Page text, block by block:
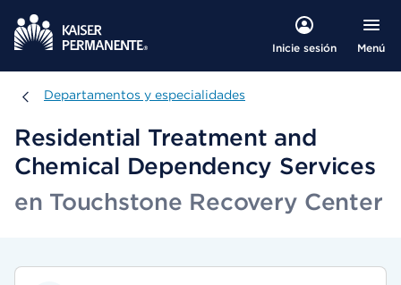
Inicie sesión Menú
Departamentos y especialidades
Departamentos y especialidades
Residential Treatment and
Chemical Dependency Services
en Touchstone Recovery Center